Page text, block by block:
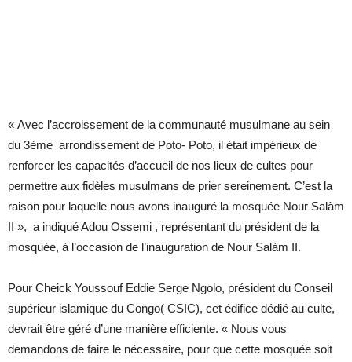
« Avec l’accroissement de la communauté musulmane au sein
du 3ème arrondissement de Poto- Poto, il était impérieux de
renforcer les capacités d’accueil de nos lieux de cultes pour
permettre aux fidèles musulmans de prier sereinement. C’est la
raison pour laquelle nous avons inauguré la mosquée Nour Salàm
II », a indiqué Adou Ossemi , représentant du président de la
mosquée, à l’occasion de l’inauguration de Nour Salàm II.
Pour Cheick Youssouf Eddie Serge Ngolo, président du Conseil
supérieur islamique du Congo( CSIC), cet édifice dédié au culte,
devrait être géré d’une manière efficiente. « Nous vous
demandons de faire le nécessaire, pour que cette mosquée soit